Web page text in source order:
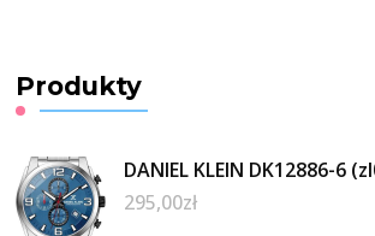
Produkty
DANIEL KLEIN DK12886-6
295,00zł